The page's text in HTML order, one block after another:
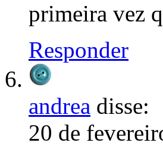
primeira vez
Responder
andrea disse:
20 de